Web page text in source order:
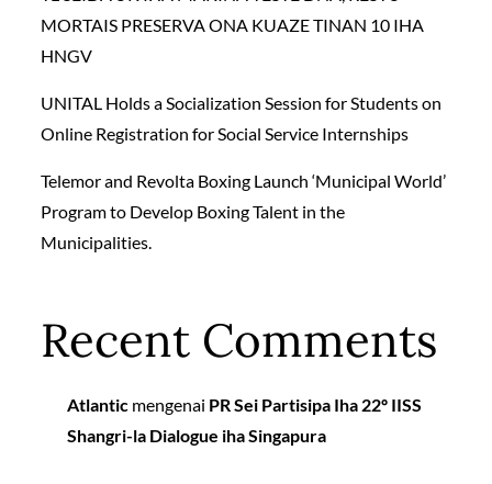
MORTAIS PRESERVA ONA KUAZE TINAN 10 IHA
HNGV
UNITAL Holds a Socialization Session for Students on
Online Registration for Social Service Internships
Telemor and Revolta Boxing Launch ‘Municipal World’
Program to Develop Boxing Talent in the
Municipalities.
Recent Comments
Atlantic mengenai PR Sei Partisipa Iha 22º IISS
Shangri-la Dialogue iha Singapura